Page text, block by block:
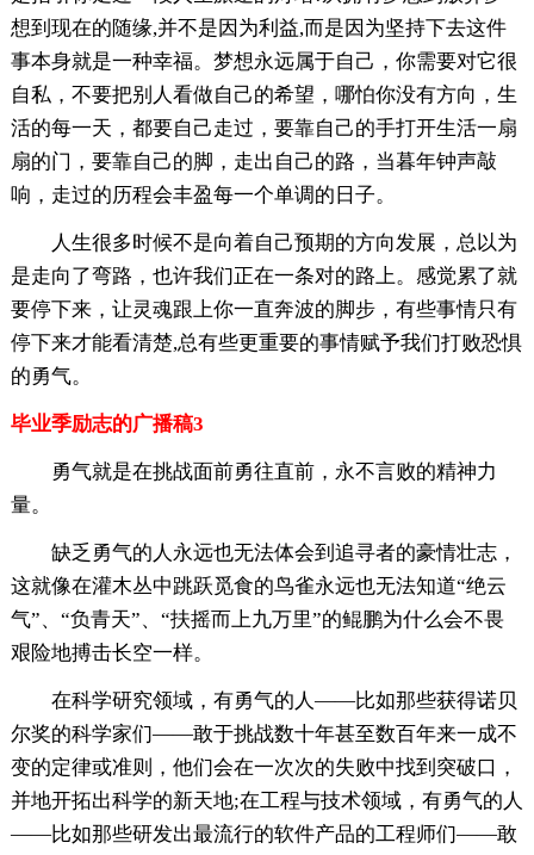
想到现在的随缘,并不是因为利益,而是因为坚持下去这件
事本身就是一种幸福。梦想永远属于自己，你需要对它很
自私，不要把别人看做自己的希望，哪怕你没有方向，生
活的每一天，都要自己走过，要靠自己的手打开生活一扇
扇的门，要靠自己的脚，走出自己的路，当暮年钟声敲
响，走过的历程会丰盈每一个单调的日子。
人生很多时候不是向着自己预期的方向发展，总以为
是走向了弯路，也许我们正在一条对的路上。感觉累了就
要停下来，让灵魂跟上你一直奔波的脚步，有些事情只有
停下来才能看清楚,总有些更重要的事情赋予我们打败恐惧
的勇气。
毕业季励志的广播稿3
勇气就是在挑战面前勇往直前，永不言败的精神力
量。
缺乏勇气的人永远也无法体会到追寻者的豪情壮志，
这就像在灌木丛中跳跃觅食的鸟雀永远也无法知道“绝云
气”、“负青天”、“扶摇而上九万里”的鲲鹏为什么会不畏
艰险地搏击长空一样。
在科学研究领域，有勇气的人——比如那些获得诺贝
尔奖的科学家们——敢于挑战数十年甚至数百年来一成不
变的定律或准则，他们会在一次次的失败中找到突破口，
并地开拓出科学的新天地;在工程与技术领域，有勇气的人
——比如那些研发出最流行的软件产品的工程师们——敢